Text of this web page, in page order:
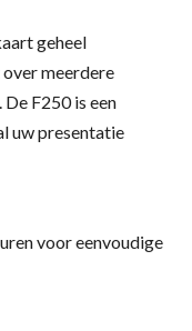
geheel
meerdere
F250 is een
uw presentatie
voor eenvoudige